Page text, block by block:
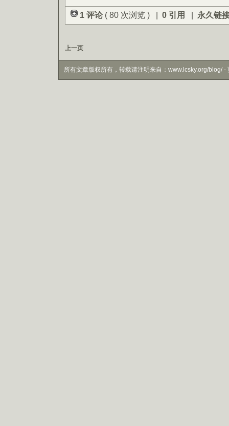
1 评论 ( 80 次浏览 ) | 0 引用 | 永久链
上一页
所有文章版权所有，转载请注明来自：www.lcsky.org/blog/